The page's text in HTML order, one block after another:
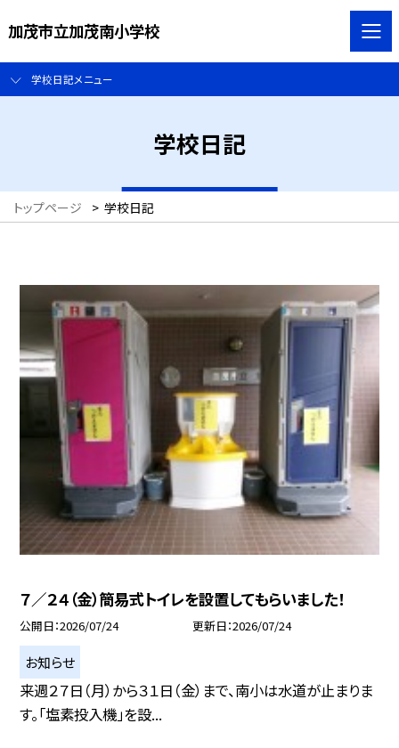
加茂市立加茂南小学校
学校日記メニュー
学校日記
トップページ > 学校日記
７／２４（金）簡易式トイレを設置してもらいました！
公開日 2026/07/24 更新日 2026/07/24
お知らせ
来週２７日（月）から３１日（金）まで、南小は水道が止まりま
す。「塩素投入機」を設...